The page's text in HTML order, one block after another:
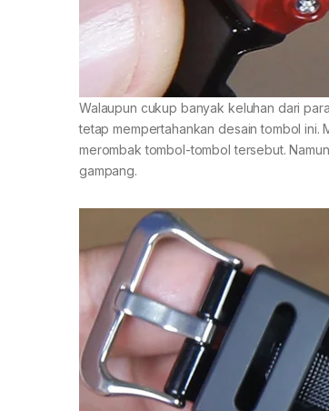
Walaupun cukup banyak keluhan dari
tetap mempertahankan desain tombol
merombak tombol-tombol tersebut.
gampang.